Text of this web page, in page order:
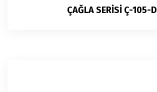
ÇAĞLA SERİSİ Ç-105-D